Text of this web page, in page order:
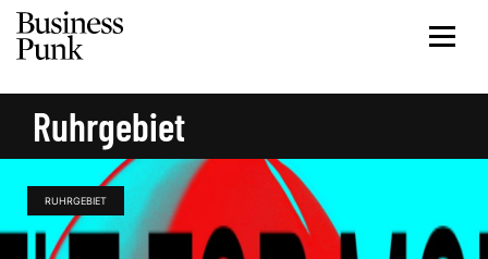
Ruhrgebiet
RUHRGEBIET